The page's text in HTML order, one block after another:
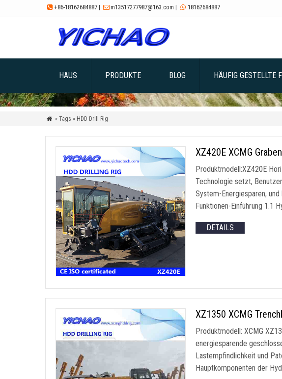
 +86-18162684887 | m13517277987@163.com |  18162684887
HAUS PRODUKTE BLOG HÄUFIG GESTELLTE
 » Tags » HDD Drill Rig
XZ420E XCMG
Produktmodell:XZ420E
Technologie setzt,
System-Energiesparen,
Funktionen-Einführung 1.1
DETAILS
XZ1350 XCMG
Produktmodell: XCMG
energiesparende
Lastempfindlichkeit und
Hauptkomponenten der